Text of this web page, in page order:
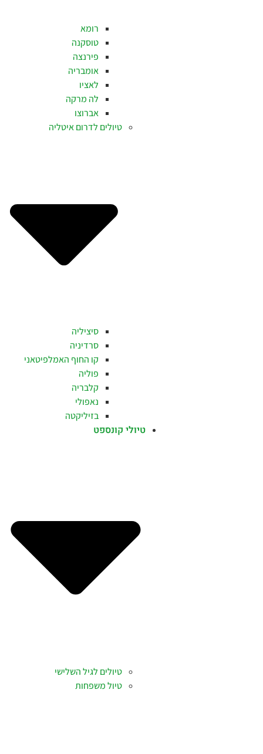
רומא
טוסקנה
פירנצה
אומבריה
לאציו
לה מרקה
אברוצו
טיולים לדרום איטליה
סיציליה
סרדיניה
קו החוף האמלפיטאני
פוליה
קלבריה
נאפולי
בזיליקטה
טיולי קונספט
טיולים לגיל השלישי
טיול משפחות